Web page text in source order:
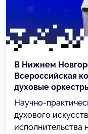
В Нижнем
Всероссийская
духовые
Научно-
духового
исполнительства